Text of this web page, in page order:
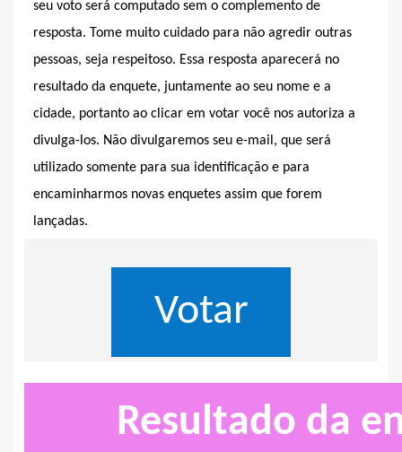
seu voto será computado sem o complemento de
resposta. Tome muito cuidado para não agredir outras
pessoas, seja respeitoso. Essa resposta aparecerá no
resultado da enquete, juntamente ao seu nome e a
cidade, portanto ao clicar em votar você nos autoriza a
divulga-los. Não divulgaremos seu e-mail, que será
utilizado somente para sua identificação e para
encaminharmos novas enquetes assim que forem
lançadas.
Resultado da